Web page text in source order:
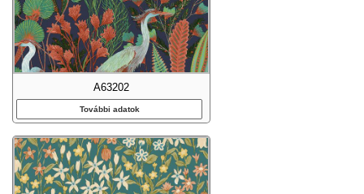
A63202
További adatok